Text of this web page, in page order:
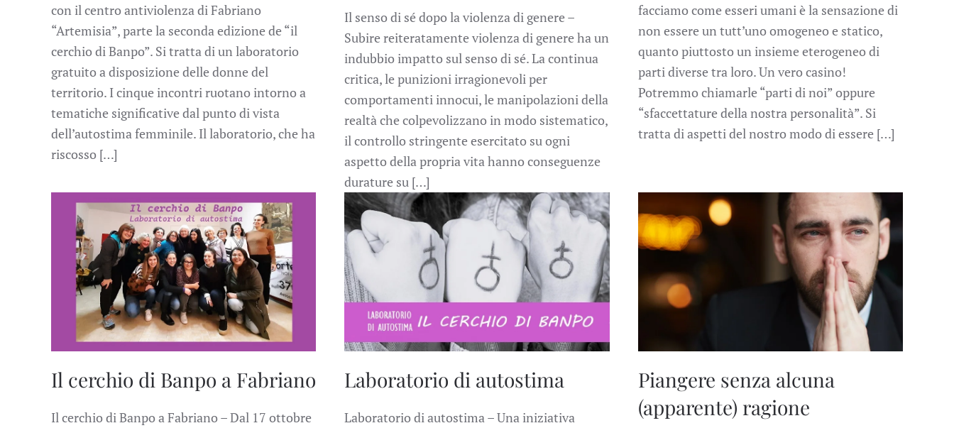
con il centro antiviolenza di Fabriano
“Artemisia”, parte la seconda edizione de “il
cerchio di Banpo”. Si tratta di un laboratorio
gratuito a disposizione delle donne del
territorio. I cinque incontri ruotano intorno a
tematiche significative dal punto di vista
dell’autostima femminile. Il laboratorio, che ha
riscosso […]
Il senso di sé dopo la violenza di genere –
Subire reiteratamente violenza di genere ha un
indubbio impatto sul senso di sé. La continua
critica, le punizioni irragionevoli per
comportamenti innocui, le manipolazioni della
realtà che colpevolizzano in modo sistematico,
il controllo stringente esercitato su ogni
aspetto della propria vita hanno conseguenze
durature su […]
facciamo come esseri umani è la sensazione di
non essere un tutt’uno omogeneo e statico,
quanto piuttosto un insieme eterogeneo di
parti diverse tra loro. Un vero casino!
Potremmo chiamarle “parti di noi” oppure
“sfaccettature della nostra personalità”. Si
tratta di aspetti del nostro modo di essere […]
Il cerchio di Banpo a Fabriano
Il cerchio di Banpo a Fabriano – Dal 17 ottobre
Laboratorio di autostima
Laboratorio di autostima – Una iniziativa
Piangere senza alcuna
(apparente) ragione